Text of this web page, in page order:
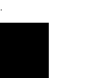
.